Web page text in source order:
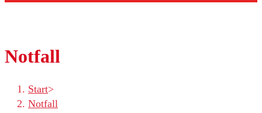
Notfall
Start>
Notfall